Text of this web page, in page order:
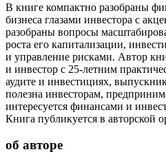
В книге компактно разобраны
бизнеса глазами инвестора с
разобраны вопросы
роста его капитализации,
и управление рисками. Автор
и инвестор с 25-летним
аудите и инвестициях,
полезна инвесторам,
интересуется финансами и
Книга публикуется в авторской
об авторе